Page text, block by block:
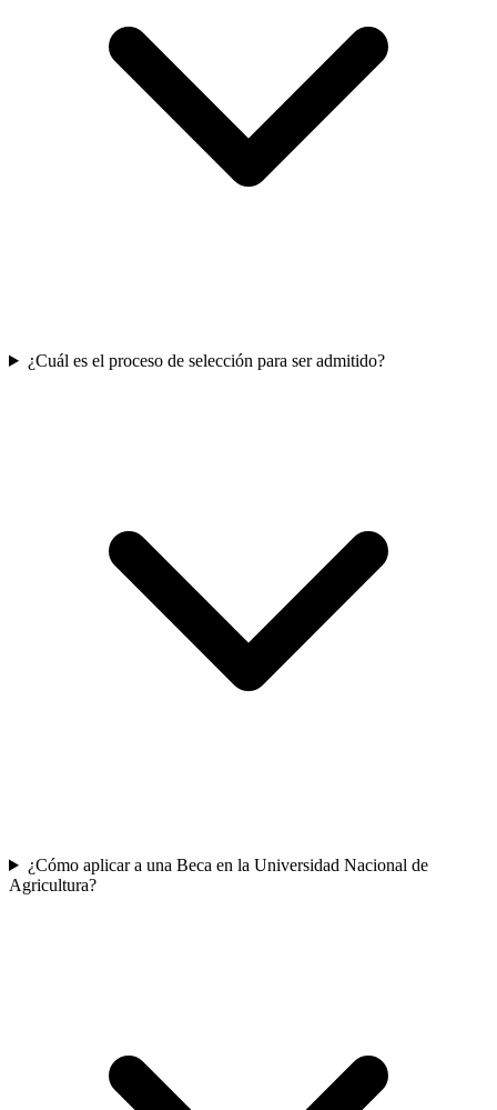
¿Cuál es el proceso de selección para ser admitido?
¿Cómo aplicar a una Beca en la Universidad Nacional de
Agricultura?